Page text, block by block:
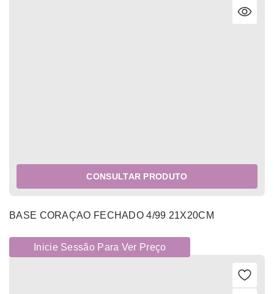
CONSULTAR PRODUTO
BASE CORAÇAO FECHADO 4/99 21X20CM
Inicie Sessão Para Ver Preço